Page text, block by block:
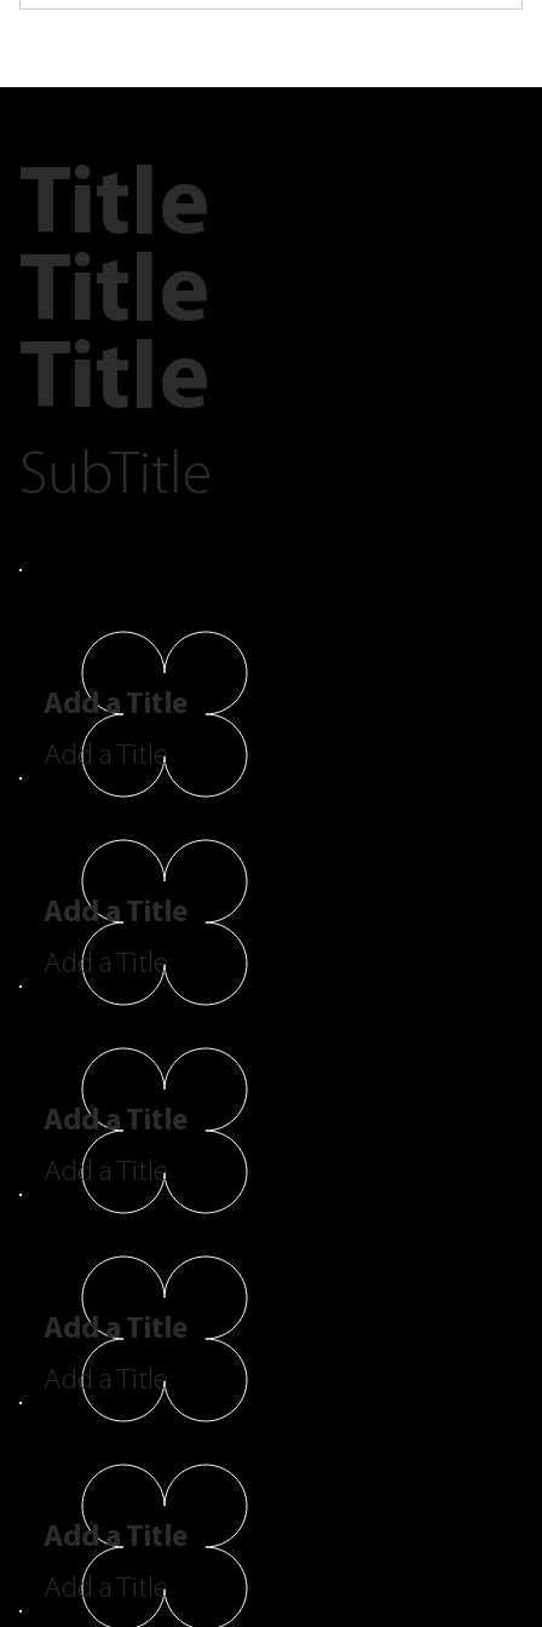
Title
Title
Title
SubTitle
Add a Title
Add a Title
Add a Title
Add a Title
Add a Title
Add a Title
Add a Title
Add a Title
Add a Title
Add a Title